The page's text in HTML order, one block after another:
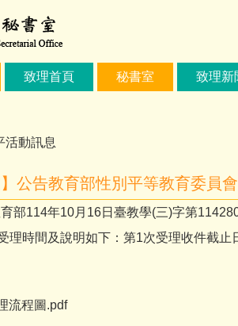
致理首頁 秘書室 致理新
活動訊息
】公告教育部性別平等教育委員
部114年10月16日臺教學(三)字第
理時間及說明如下：第1次受理收件截
流程圖.pdf